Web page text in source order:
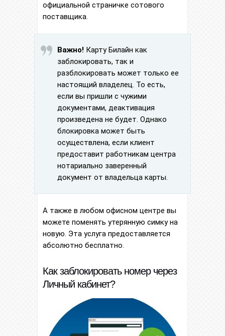
официальной страничке сотового
поставщика.
Важно! Карту Билайн как
заблокировать, так и
разблокировать может только ее
настоящий владелец. То есть,
если вы пришли с чужими
документами, деактивация
произведена не будет. Однако
блокировка может быть
осуществлена, если клиент
предоставит работникам центра
нотариально заверенный
документ от владельца карты.
А также в любом офисном центре вы
можете поменять утерянную симку на
новую. Эта услуга предоставляется
абсолютно бесплатно.
Как заблокировать номер через
Личный кабинет?